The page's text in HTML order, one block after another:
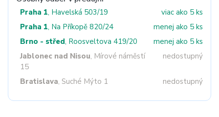
Praha 1, Havelská 503/19
viac ako 5 ks
Praha 1, Na Příkopě 820/24
menej ako 5 ks
Brno - střed, Roosveltova 419/20
menej ako 5 ks
Jablonec nad Nisou, Mírové náměstí
15
nedostupný
Bratislava, Suché Mýto 1 nedostupný